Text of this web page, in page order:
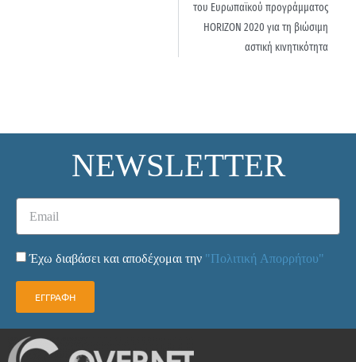
του Ευρωπαϊκού προγράμματος
HORIZON 2020 για τη βιώσιμη
αστική κινητικότητα
NEWSLETTER
Έχω διαβάσει και αποδέχομαι την "Πολιτική Απορρήτου"
ΕΓΓΡΑΦΗ